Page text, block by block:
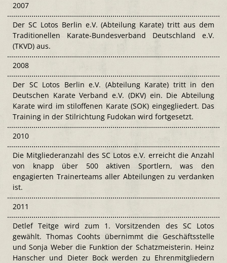
2007
Der SC Lotos Berlin e.V. (Abteilung Karate) tritt aus dem
Traditionellen Karate-Bundesverband Deutschland e.V.
(TKVD) aus.
2008
Der SC Lotos Berlin e.V. (Abteilung Karate) tritt in den
Deutschen Karate Verband e.V. (DKV) ein. Die Abteilung
Karate wird im stiloffenen Karate (SOK) eingegliedert. Das
Training in der Stilrichtung Fudokan wird fortgesetzt.
2010
Die Mitgliederanzahl des SC Lotos e.V. erreicht die Anzahl
von knapp über 500 aktiven Sportlern, was den
engagierten Trainerteams aller Abteilungen zu verdanken
ist.
2011
Detlef Teitge wird zum 1. Vorsitzenden des SC Lotos
gewählt. Thomas Coohts übernimmt die Geschäftsstelle
und Sonja Weber die Funktion der Schatzmeisterin. Heinz
Hanscher und Dieter Bock werden zu Ehrenmitgliedern